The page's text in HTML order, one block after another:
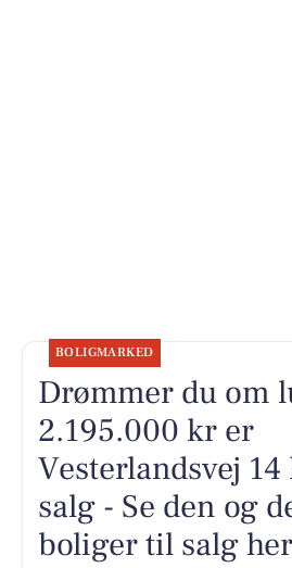
BOLIGMARKED
Drømmer du om
2.195.000 kr er
Vesterlandsvej
salg - Se den og
boliger til salg her